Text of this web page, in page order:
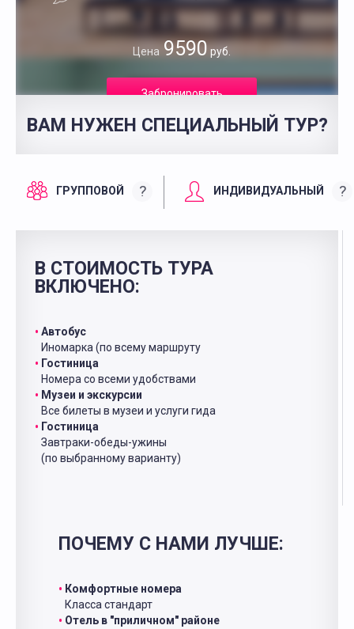
Цена 9590руб.
Забронировать
ВАМ НУЖЕН СПЕЦИАЛЬНЫЙ ТУР?
ГРУППОВОЙ ? ИНДИВИДУАЛЬНЫЙ ?
В СТОИМОСТЬ ТУРА
ВКЛЮЧЕНО:
Автобус
Иномарка (по всему маршруту
Гостиница
Номера со всеми удобствами
Музеи и экскурсии
Все билеты в музеи и услуги гида
Гостиница
Завтраки-обеды-ужины
(по выбранному варианту)
ПОЧЕМУ С НАМИ ЛУЧШЕ:
Комфортные номера
Класса стандарт
Отель в "приличном" районе